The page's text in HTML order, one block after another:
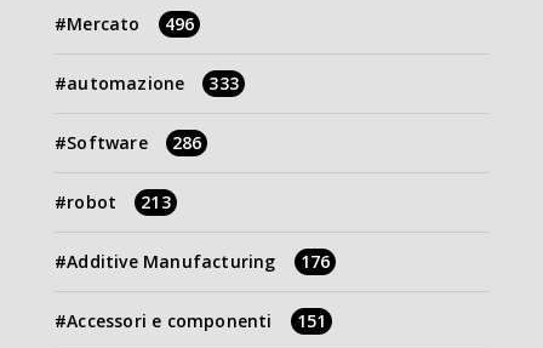
Mercato 496
automazione 333
Software 286
robot 213
Additive Manufacturing 176
Accessori e componenti 151